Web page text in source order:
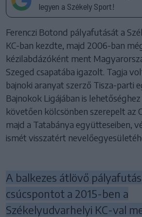
legyen a Székely Sport!
Ferenczi Botond pályafutását a
KC-ban kezdte, majd 2006-ban
kézilabdázóként ment
Szeged csapatába igazolt. Tagja
bajnoki aranyat szerző Tisza-parti
Bajnokok Ligájában is
követően kölcsönben szerepelt az
majd a Tatabánya együtteseiben,
ismét visszatért
A balkezes átlövő
csúcspontot a 2015-ben a
Székelyudvarhelyi KC-val